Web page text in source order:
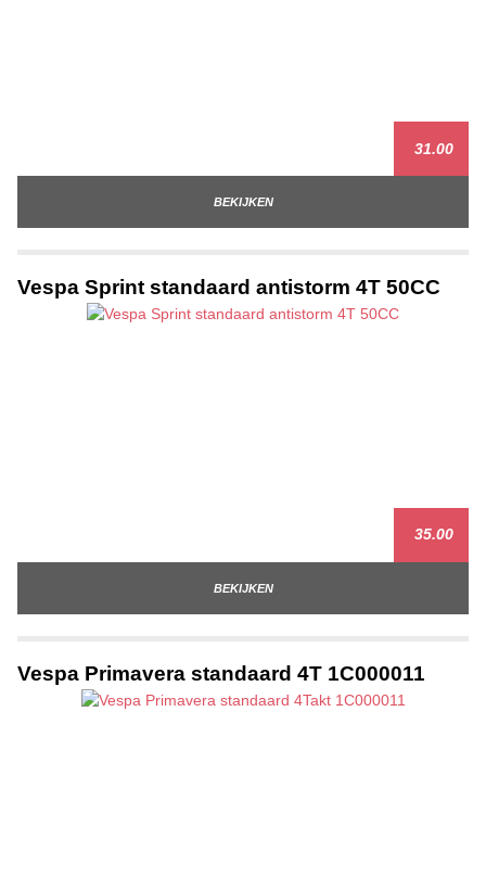
31.00
BEKIJKEN
Vespa Sprint standaard antistorm 4T 50CC
35.00
BEKIJKEN
Vespa Primavera standaard 4T 1C000011